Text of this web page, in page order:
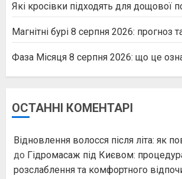
Які кросівки підходять для дощової
Магнітні бурі 8 серпня 2026: прогноз
Фаза Місяця 8 серпня 2026: що це
ОСТАННІ КОМЕНТАРІ
Відновлення волосся після літа: як
до Гідромасаж під Києвом:
розслаблення та комфортного